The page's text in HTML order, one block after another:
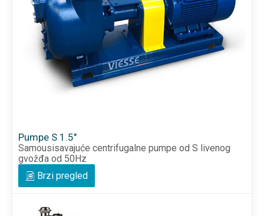
Pumpe S 1.5"
Samousisavajuće centrifugalne pumpe od S livenog
gvožđa od 50Hz
Brzi pregled